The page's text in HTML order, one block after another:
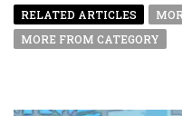
RELATED ARTICLES
MORE FROM CATEGORY